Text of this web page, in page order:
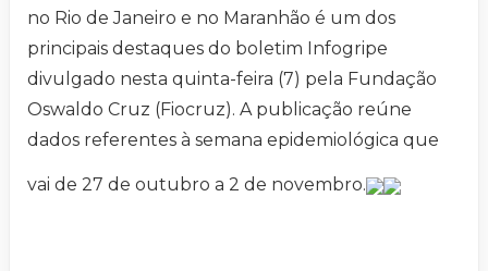
no Rio de Janeiro e no Maranhão é um dos
principais destaques do boletim Infogripe
divulgado nesta quinta-feira (7) pela Fundação
Oswaldo Cruz (Fiocruz). A publicação reúne
dados referentes à semana epidemiológica que
vai de 27 de outubro a 2 de novembro.